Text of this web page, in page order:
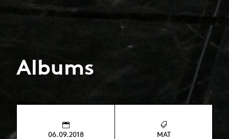
Albums
06.09.2018 MAT